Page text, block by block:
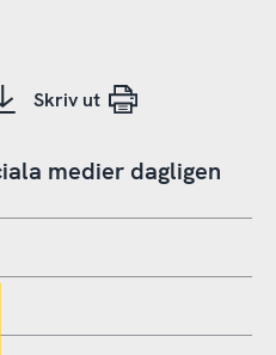
Skriv ut
medier dagligen